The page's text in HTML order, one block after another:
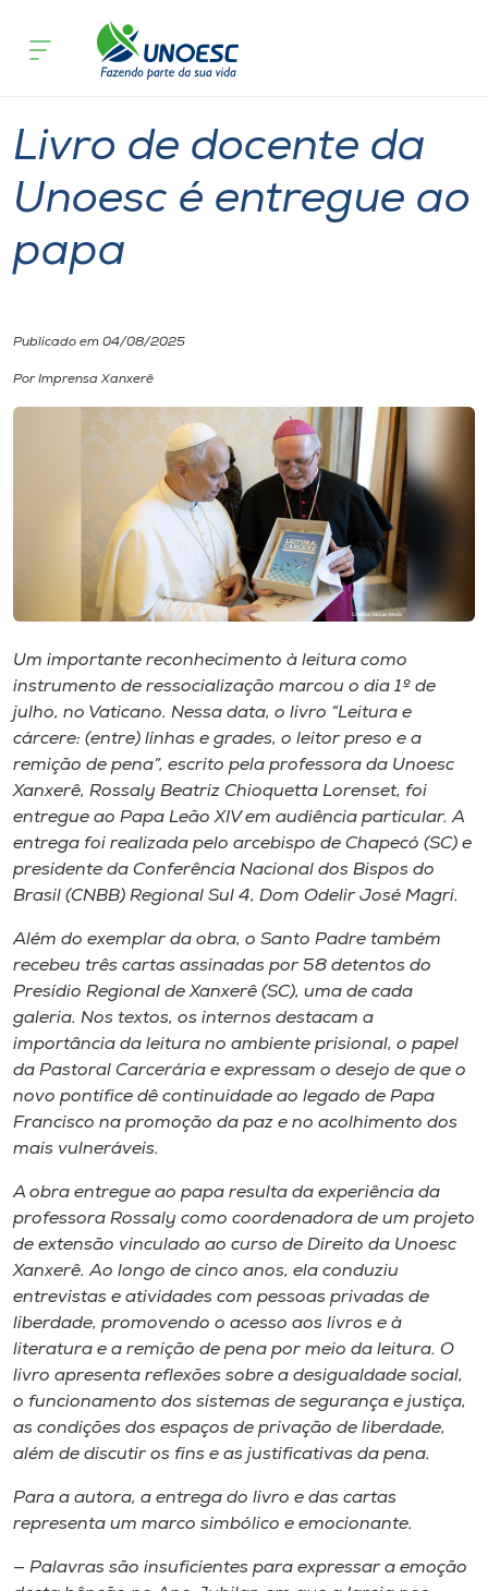
Cursos
Pesquisa
Atendimento ao Estudante
A
Unoesc
Internacionalização
Diplomados
Cultura
CPA
Biblioteca
Editora
Museu
Unoesc
Store
Selecione
o idioma
A+
A-
Livro de docente da
Unoesc é entregue ao
papa
Publicado em 04/08/2025
Por Imprensa Xanxerê
Um importante reconhecimento à leitura como
instrumento de ressocialização marcou o dia 1º de
julho, no Vaticano. Nessa data, o livro “Leitura e
cárcere: (entre) linhas e grades, o leitor preso e a
remição de pena”, escrito pela professora da Unoesc
Xanxerê, Rossaly Beatriz Chioquetta Lorenset, foi
entregue ao Papa Leão XIV em audiência particular. A
entrega foi realizada pelo arcebispo de Chapecó (SC) e
presidente da Conferência Nacional dos Bispos do
Brasil (CNBB) Regional Sul 4, Dom Odelir José Magri.
Além do exemplar da obra, o Santo Padre também
recebeu três cartas assinadas por 58 detentos do
Presídio Regional de Xanxerê (SC), uma de cada
galeria. Nos textos, os internos destacam a
importância da leitura no ambiente prisional, o papel
da Pastoral Carcerária e expressam o desejo de que o
novo pontífice dê continuidade ao legado de Papa
Francisco na promoção da paz e no acolhimento dos
mais vulneráveis.
A obra entregue ao papa resulta da experiência da
professora Rossaly como coordenadora de um projeto
de extensão vinculado ao curso de Direito da Unoesc
Xanxerê. Ao longo de cinco anos, ela conduziu
entrevistas e atividades com pessoas privadas de
liberdade, promovendo o acesso aos livros e à
literatura e a remição de pena por meio da leitura. O
livro apresenta reflexões sobre a desigualdade social,
o funcionamento dos sistemas de segurança e justiça,
as condições dos espaços de privação de liberdade,
além de discutir os fins e as justificativas da pena.
Para a autora, a entrega do livro e das cartas
representa um marco simbólico e emocionante.
— Palavras são insuficientes para expressar a emoção